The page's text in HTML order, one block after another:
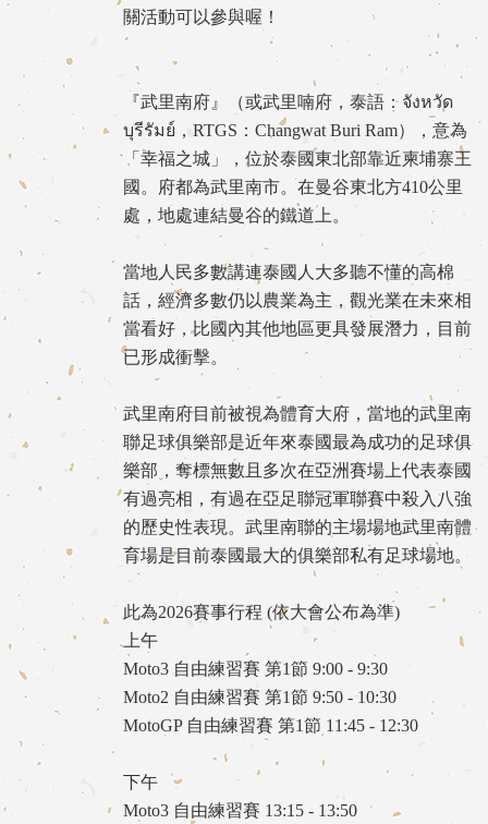
關活動可以參與喔！
『武里南府』（或武里喃府，泰語：จังหวัด
บุรีรัมย์，RTGS：Changwat Buri Ram），意為
「幸福之城」，位於泰國東北部靠近柬埔寨王
國。府都為武里南市。在曼谷東北方410公里
處，地處連結曼谷的鐵道上。
當地人民多數講連泰國人大多聽不懂的高棉
話，經濟多數仍以農業為主，觀光業在未來相
當看好，比國內其他地區更具發展潛力，目前
已形成衝擊。
武里南府目前被視為體育大府，當地的武里南
聯足球俱樂部是近年來泰國最為成功的足球俱
樂部，奪標無數且多次在亞洲賽場上代表泰國
有過亮相，有過在亞足聯冠軍聯賽中殺入八強
的歷史性表現。武里南聯的主場場地武里南體
育場是目前泰國最大的俱樂部私有足球場地。
此為2026賽事行程 (依大會公布為準)
上午
Moto3 自由練習賽 第1節 9:00 - 9:30
Moto2 自由練習賽 第1節 9:50 - 10:30
MotoGP 自由練習賽 第1節 11:45 - 12:30
下午
Moto3 自由練習賽 13:15 - 13:50